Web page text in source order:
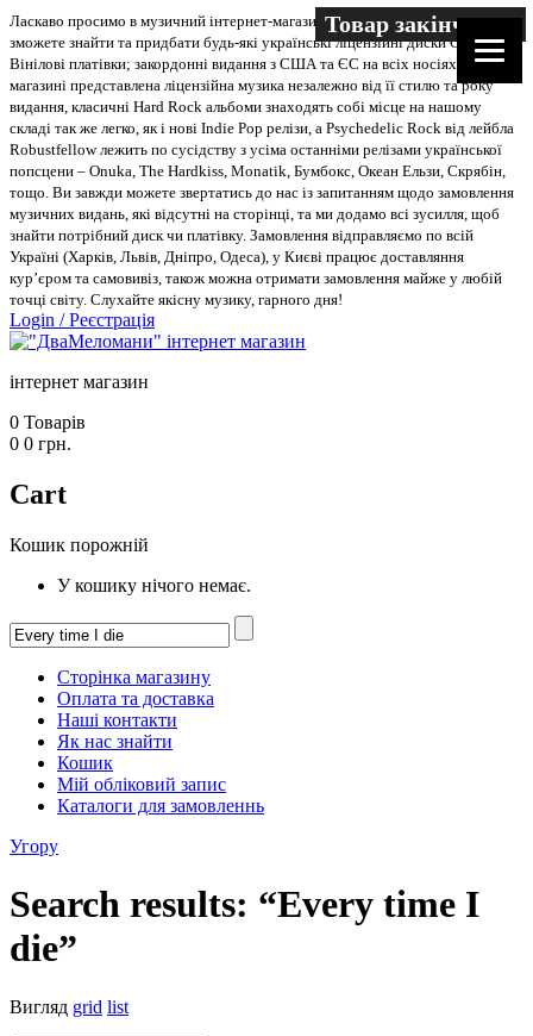
Ласкаво просимо в музичний інтернет-магазин “Два меломани”. У нас Ви
зможете знайти та придбати будь-які українські ліцензійні диски CD, DVD,
Вінілові платівки; закордонні видання з США та ЄС на всіх носіях. В
магазині представлена ліцензійна музика незалежно від її стилю та року
видання, класичні Hard Rock альбоми знаходять собі місце на нашому
складі так же легко, як і нові Indie Pop релізи, а Psychedelic Rock від лейбла
Robustfellow лежить по сусідству з усіма останніми релізами української
попсцени – Onuka, The Hardkiss, Monatik, Бумбокс, Океан Ельзи, Скрябін,
тощо. Ви завжди можете звертатись до нас із запитанням щодо замовлення
музичних видань, які відсутні на сторінці, та ми додамо всі зусилля, щоб
знайти потрібний диск чи платівку. Замовлення відправляємо по всій
Україні (Харків, Львів, Дніпро, Одеса), у Києві працює доставляння
кур’єром та самовивіз, також можна отримати замовлення майже у любій
точці світу. Слухайте якісну музику, гарного дня!
Login /Реєстрація
інтернет магазин
0 Товарів
0 0 грн.
Cart
Кошик порожній
У кошику нічого немає.
Сторінка магазину
Оплата та доставка
Наші контакти
Як нас знайти
Кошик
Мій обліковий запис
Каталоги для замовленнь
Угору
Search results: “Every time I
die”
Вигляд grid list
Товар закінчився
Товар закінчився
Товар закінчився
Товар закінчився
Товар закінчився
Товар закінчився
Товар закінчився
Товар закінчився
Товар закінчився
Товар закінчився
Товар закінчився